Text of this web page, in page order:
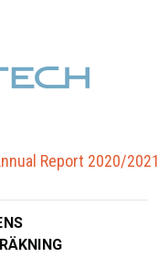
Report 2020/2021